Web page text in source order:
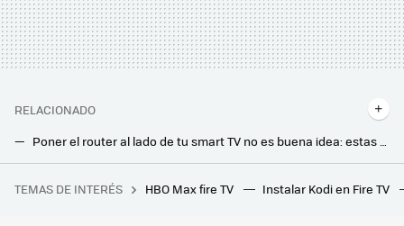
RELACIONADO
Poner el router al lado de tu smart TV no es buena idea: estas son las razones
Cómo conectarte a (casi) cualquier red WiFi sin tener contraseña
Estamos cada vez más cerca de tener un ‘Bizum europeo’. La clave está en la interconexión entre plataformas
TEMAS DE INTERÉS HBO Max fire TV Instalar Kodi en Fire TV